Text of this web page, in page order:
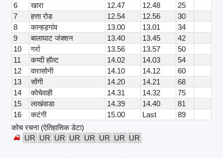
6
खारा 12.47 12.48
25
7
हत्ता रोड 12.54 12.56
30
8
कान्हड़गांव 13.00 13.01
34
9
बालाघाट जंक्शन 13.40 13.45
42
10
गर्रा 13.56 13.57
50
11
कय्दी हॉल्ट 14.02 14.03
54
12
वारासोनी 14.10 14.12
60
13
सोंगी 14.20 14.21
68
14
कोचेवाही 14.31 14.32
75
15
लाखंवाडा 14.39 14.40
81
16
कटंगी 15.00 Last
89
कोच रचना (ऐतिहासिक डेटा)
UR UR UR UR UR UR UR UR